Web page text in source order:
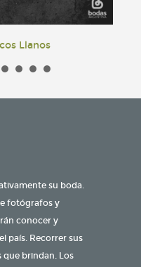
Llanos
su boda.
fotógrafos y
conocer y
país. Recorrer sus
que brindan. Los